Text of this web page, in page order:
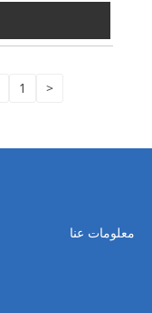
<
1
معلومات عنا